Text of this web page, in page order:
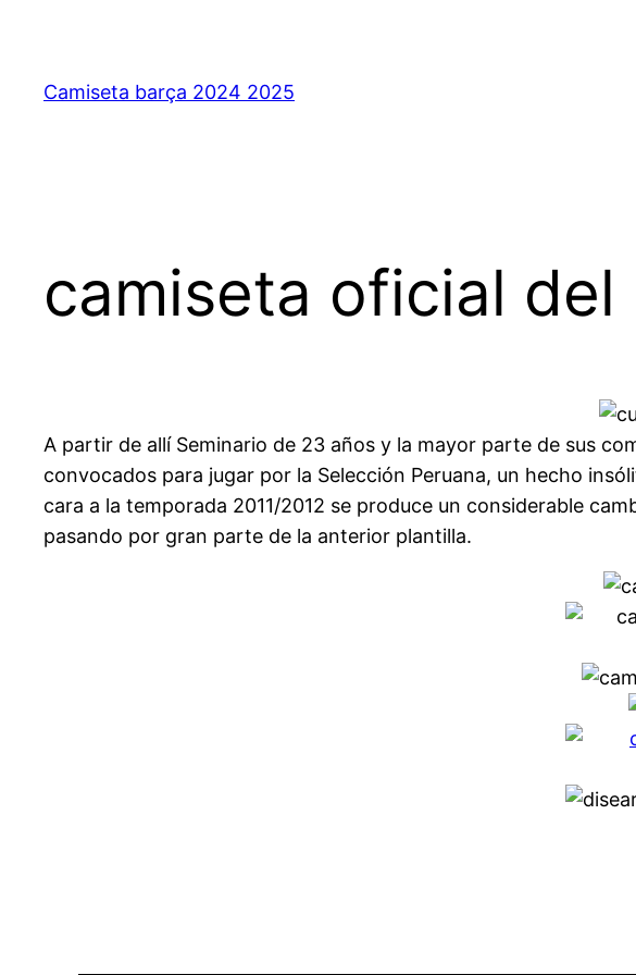
contenido
Camiseta barça 2024 2025
camiseta oficial
A partir de allí Seminario de 23 años y la mayor parte de sus
convocados para jugar por la Selección Peruana, un hecho
cara a la temporada 2011/2012 se produce un considerable
pasando por gran parte de la anterior plantilla.